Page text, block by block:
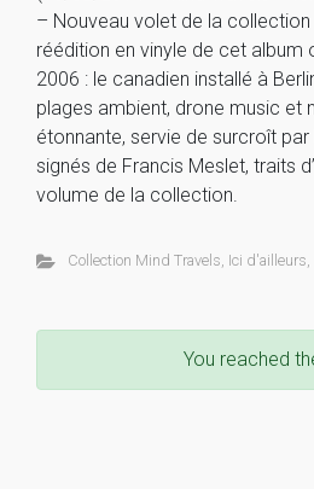
– Nouveau volet de la collection
réédition en vinyle de cet album
2006 : le canadien installé à
plages ambient, drone music et
étonnante, servie de surcroît
signés de Francis Meslet, traits
volume de la collection.
Collection Mind Travels, Ici d'ailleurs,
You reached